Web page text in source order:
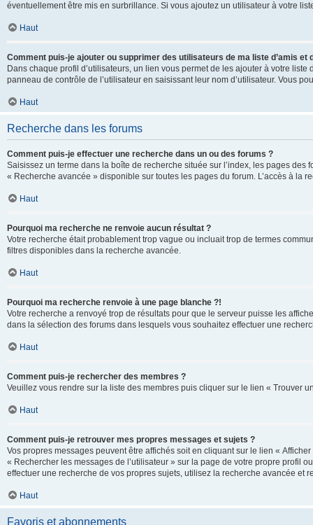
éventuellement être mis en surbrillance. Si vous ajoutez un utilisateur à votre
Haut
Comment puis-je ajouter ou supprimer des utilisateurs de ma liste d’amis et
Dans chaque profil d’utilisateurs, un lien vous permet de les ajouter à votre
panneau de contrôle de l’utilisateur en saisissant leur nom d’utilisateur. Vous
Haut
Recherche dans les forums
Comment puis-je effectuer une recherche dans un ou des forums ?
Saisissez un terme dans la boîte de recherche située sur l’index, les pages
« Recherche avancée » disponible sur toutes les pages du forum. L’accès à la
Haut
Pourquoi ma recherche ne renvoie aucun résultat ?
Votre recherche était probablement trop vague ou incluait trop de termes
filtres disponibles dans la recherche avancée.
Haut
Pourquoi ma recherche renvoie à une page blanche ?!
Votre recherche a renvoyé trop de résultats pour que le serveur puisse les
dans la sélection des forums dans lesquels vous souhaitez effectuer une
Haut
Comment puis-je rechercher des membres ?
Veuillez vous rendre sur la liste des membres puis cliquer sur le lien « Trouver
Haut
Comment puis-je retrouver mes propres messages et sujets ?
Vos propres messages peuvent être affichés soit en cliquant sur le lien «
« Rechercher les messages de l’utilisateur » sur la page de votre propre profil
effectuer une recherche de vos propres sujets, utilisez la recherche avancée
Haut
Favoris et abonnements